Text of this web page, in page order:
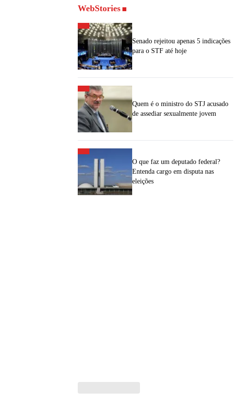
WebStories
Senado rejeitou apenas 5 indicações
para o STF até hoje
Quem é o ministro do STJ acusado
de assediar sexualmente jovem
O que faz um deputado federal?
Entenda cargo em disputa nas
eleições